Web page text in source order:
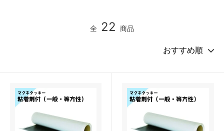
全 22 商品